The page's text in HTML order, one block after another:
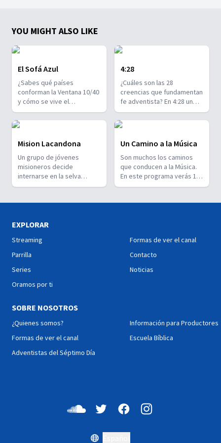
YOU MIGHT ALSO LIKE
El Sofá Azul
¿Sabes qué países
conforman la Ventana 10/40
y cómo se vive el
adventismo en esa parte
del mundo? Te invitamos a
descubrir lugares
fascinantes a través de
invitados que nos hablarán
de su cultura. Cada
episodio es como un viaje
diferente... en El Sofá Azul!
4:28
¿Cuáles son las 28
creencias que fundamentan
fe adventista? En 4:28 un
grupo de jóvenes conversa
sobre ellas para que
puedas entenderlas y
compartir su significado
con otros. 4:28!
Mision Lacandona
Un grupo de jóvenes
misioneros decide
internarse en la selva
Lacandona para convivir
indígenas descendientes
su cultura. ¿La excusa?
verdadera razón? Llevar un
mensaje de esperanza y
transformadora tanto para
de la comunidad que los
trayecto de emociones que
Un Camino a la Música
Son muchos los caminos
que conducen a la Música.
En este programa verás 13
hermosos capítulos que te
profundamente la
EXPLORAR
Streaming
Parrilla
Series
Oramos por ti
Formas de ver el canal
Contacto
Noticias
SOBRE NOSOTROS
¿Quienes somos?
Formas de ver el canal
Adventistas del Séptimo Día
Información para Productores
Escuela Bíblica